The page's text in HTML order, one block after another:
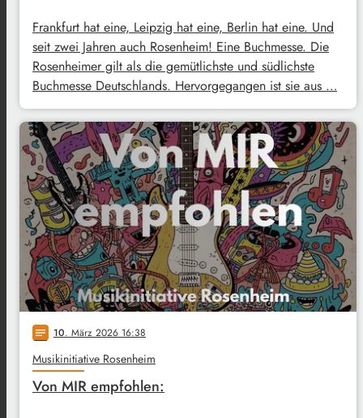
Frankfurt hat eine, Leipzig hat eine, Berlin hat eine. Und
seit zwei Jahren auch Rosenheim! Eine Buchmesse. Die
Rosenheimer gilt als die gemütlichste und südlichste
Buchmesse Deutschlands. Hervorgegangen ist sie aus …
notes 10. März 2026 16:38
Musikinitiative Rosenheim
Von MIR empfohlen: